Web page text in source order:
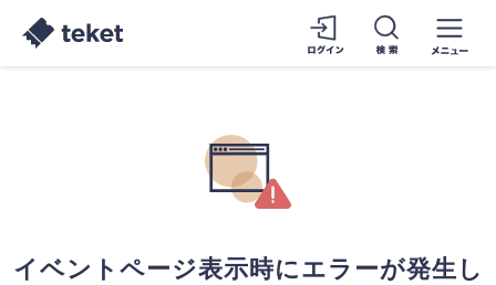
イベントページ表示時にエラーが発生し